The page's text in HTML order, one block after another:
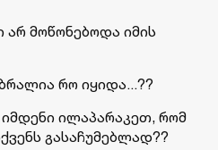
არ მოწონებოდა იმის
რო იყიდა...??
ილაპარაკეთ, რომ
გასაჩუმებლად??